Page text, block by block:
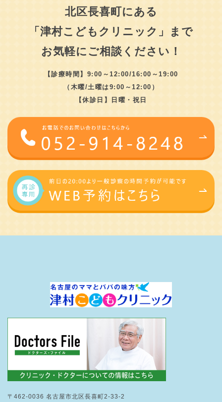
北区長喜町にある
「津村こどもクリニック」まで
お気軽にご相談ください！
【診療時間】9:00～12:00/16:00～19:00
（木曜/土曜は9:00～12:00）
【休診日】日曜・祝日
〒462-0036 名古屋市北区長喜町2-33-2